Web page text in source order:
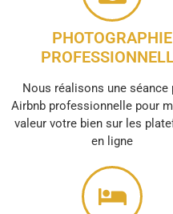
PHOTOGRAPHIE
Nous réalisons une séance
Airbnb professionnelle pour
valeur votre bien sur les
en ligne